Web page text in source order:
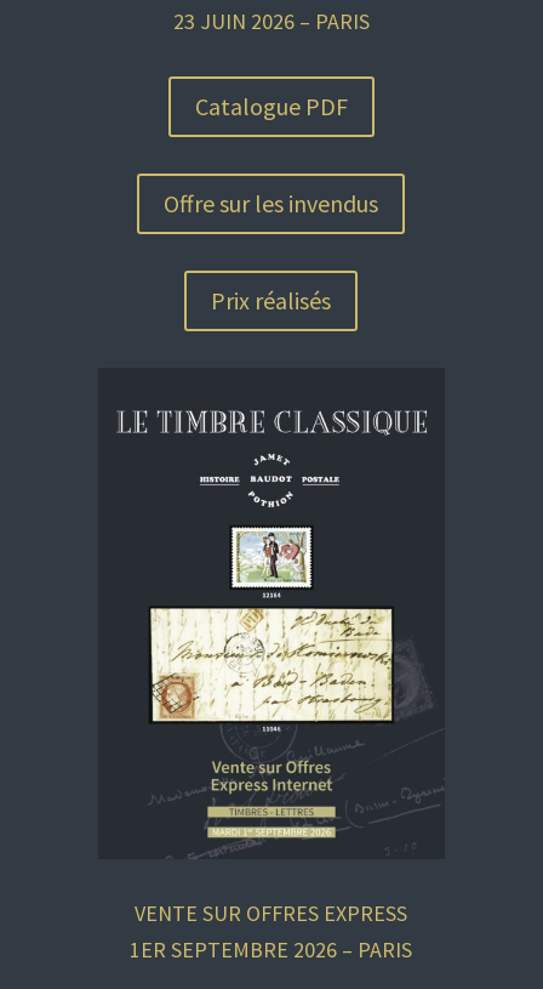
23 JUIN 2026 – PARIS
Catalogue PDF
Offre sur les invendus
Prix réalisés
VENTE SUR OFFRES EXPRESS
1ER SEPTEMBRE 2026 – PARIS